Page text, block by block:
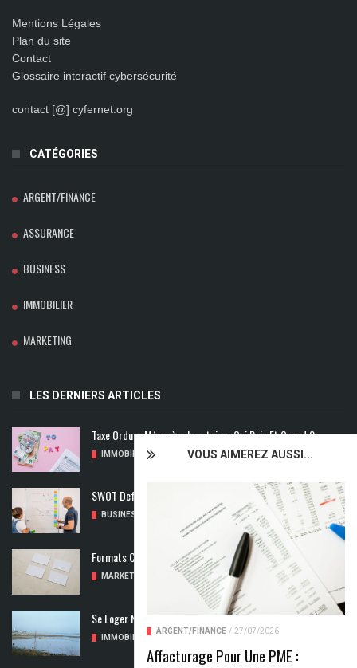
VOUS AIMEREZ AUSSI...
ARGENT/FINANCE / 27/07/2026
Affacturage Pour Une PME :
Mentions Légales
Plan du site
Contact
Glossaire interactif cybersécurité
contact [@] cyfernet.org
CATÉGORIES
ARGENT/FINANCE
ASSURANCE
BUSINESS
IMMOBILIER
MARKETING
LES DERNIERS ARTICLES
Taxe Ordure Ménagère Locataire : Qui Paie Et Quand ?
IMMOBILIER / 04/08/2026
SWOT Def : Qu’est-Ce Que L’analyse SWOT ?
BUSINESS
Formats Carte De Visite : Les Dimensions À Découvrir
MARKETING 01/08/2026
Se Loger Neuf : Comment Choisir Un Logement Adapté
IMMOBILIER 31/07/2026